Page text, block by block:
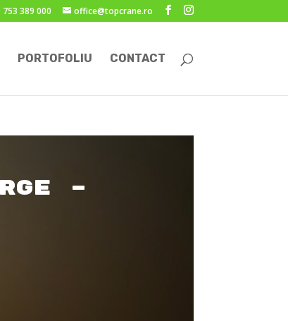
753 389 000 office@topcrane.ro
PORTOFOLIU CONTACT
–